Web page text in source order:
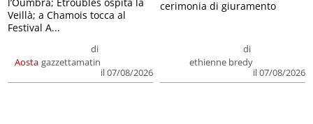
Aosta
di
gazzettamatin
il 07/08/2026
Veillà; a Chamois tocca al
Festival A...
di
ethienne bredy
il 07/08/2026
cerimonia di giuramento